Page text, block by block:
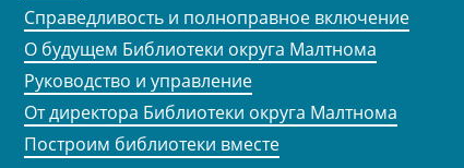
Справедливость и полноправное включение
О будущем Библиотеки округа Малтнома
Руководство и управление
От директора Библиотеки округа Малтнома
Построим библиотеки вместе